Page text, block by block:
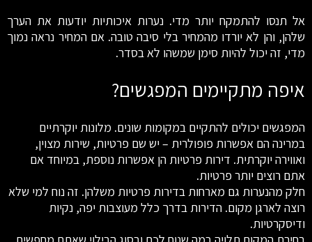
אל תנסו להתמקח יותר מדי. נערות איכותיות יודעות את הערך
שלהן, והן לא יורדו מהמחיר בלי סיבה טובה. אם המחיר נראה נמוך
מדי, זה יכול להיות סימן שמשהו לא בסדר.
איפה מתקיימים המפגשים?
המפגשים יכולים להתקיים במקומות שונים. מלונות יוקרתיים
במרינה הם אפשרות פופולרית – יש שם פרטיות, שירות מצוין,
ואווירה יוקרתית. דירות פרטיות הן אפשרות נוספת, במיוחד אם
אתם רוצים יותר פרטיות.
חלק מהנערות גם מארחות בדירות פרטיות משלהן. זה נוח למי שלא
רוצה לארגן מקום. הדירות בדרך כלל מעוצבות יפה, נקיות
ודיסקרטיות.